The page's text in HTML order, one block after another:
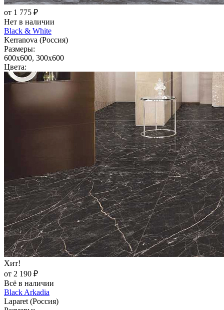
от 1 775 ₽
Нет в наличии
Black & White
Kerranova (Россия)
Размеры:
600x600, 300x600
Цвета:
Хит!
от 2 190 ₽
Всё в наличии
Black Arkadia
Laparet (Россия)